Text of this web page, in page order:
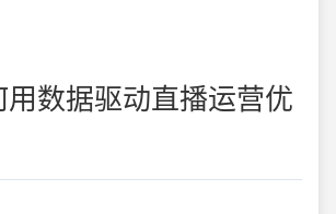
数据驱动直播运营优